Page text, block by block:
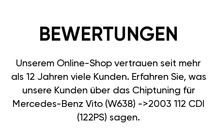
BEWERTUNGEN
Unserem Online-Shop vertrauen seit mehr
als 12 Jahren viele Kunden. Erfahren Sie, was
unsere Kunden über das Chiptuning für
Mercedes-Benz Vito (W638) ->2003 112 CDI
(122PS) sagen.